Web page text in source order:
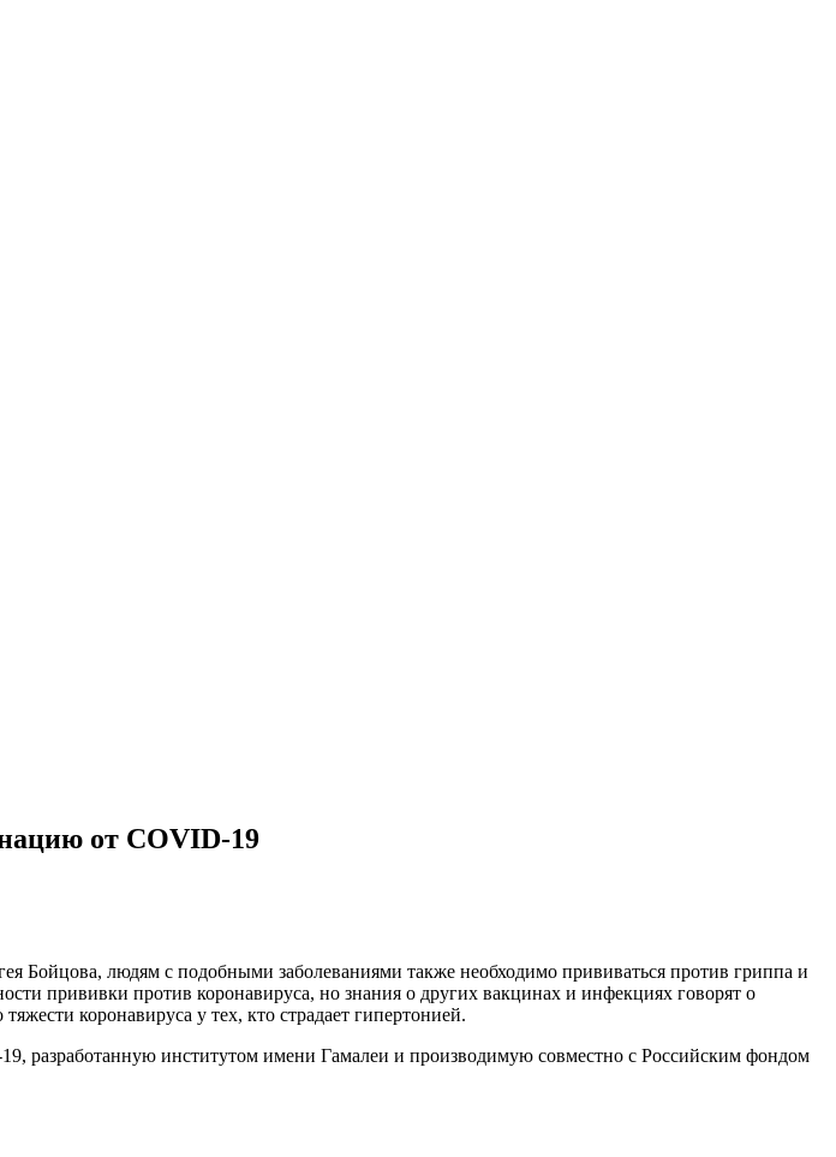
от COVID-19
Бойцова, людям с подобными заболеваниями также необходимо прививаться против гриппа и
прививки против коронавируса, но знания о других вакцинах и инфекциях говорят о
коронавируса у тех, кто страдает гипертонией.
разработанную институтом имени Гамалеи и производимую совместно с Российским фондом